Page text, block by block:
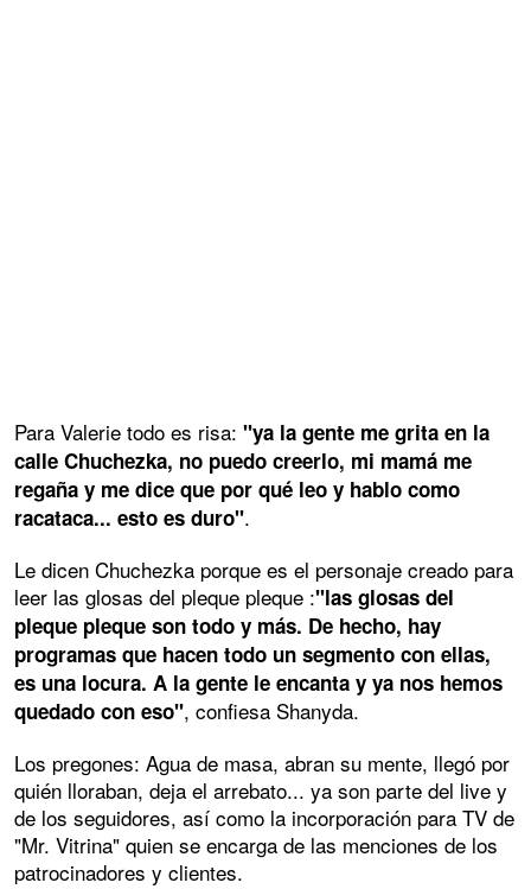
Para Valerie todo es risa: "ya la gente me grita en la
calle Chuchezka, no puedo creerlo, mi mamá me
regaña y me dice que por qué leo y hablo como
racataca... esto es duro".
Le dicen Chuchezka porque es el personaje creado para
leer las glosas del pleque pleque :"las glosas del
pleque pleque son todo y más. De hecho, hay
programas que hacen todo un segmento con ellas,
es una locura. A la gente le encanta y ya nos hemos
quedado con eso", confiesa Shanyda.
Los pregones: Agua de masa, abran su mente, llegó por
quién lloraban, deja el arrebato... ya son parte del live y
de los seguidores, así como la incorporación para TV de
"Mr. Vitrina" quien se encarga de las menciones de los
patrocinadores y clientes.